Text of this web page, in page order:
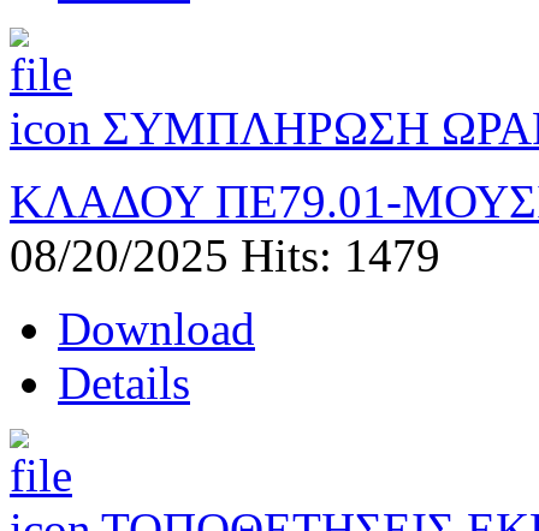
ΣΥΜΠΛΗΡΩΣΗ
ΚΛΑΔΟΥ ΠΕ79.01-
08/20/2025 Hits: 1479
Download
Details